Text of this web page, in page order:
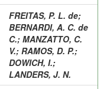
FREITAS, P. L. de;
BERNARDI, A. C. de
C.; MANZATTO, C.
V.; RAMOS, D. P.;
DOWICH, I.;
LANDERS, J. N.